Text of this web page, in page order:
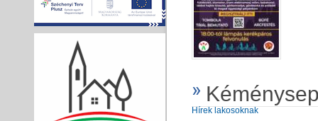
Hírek lakosoknak